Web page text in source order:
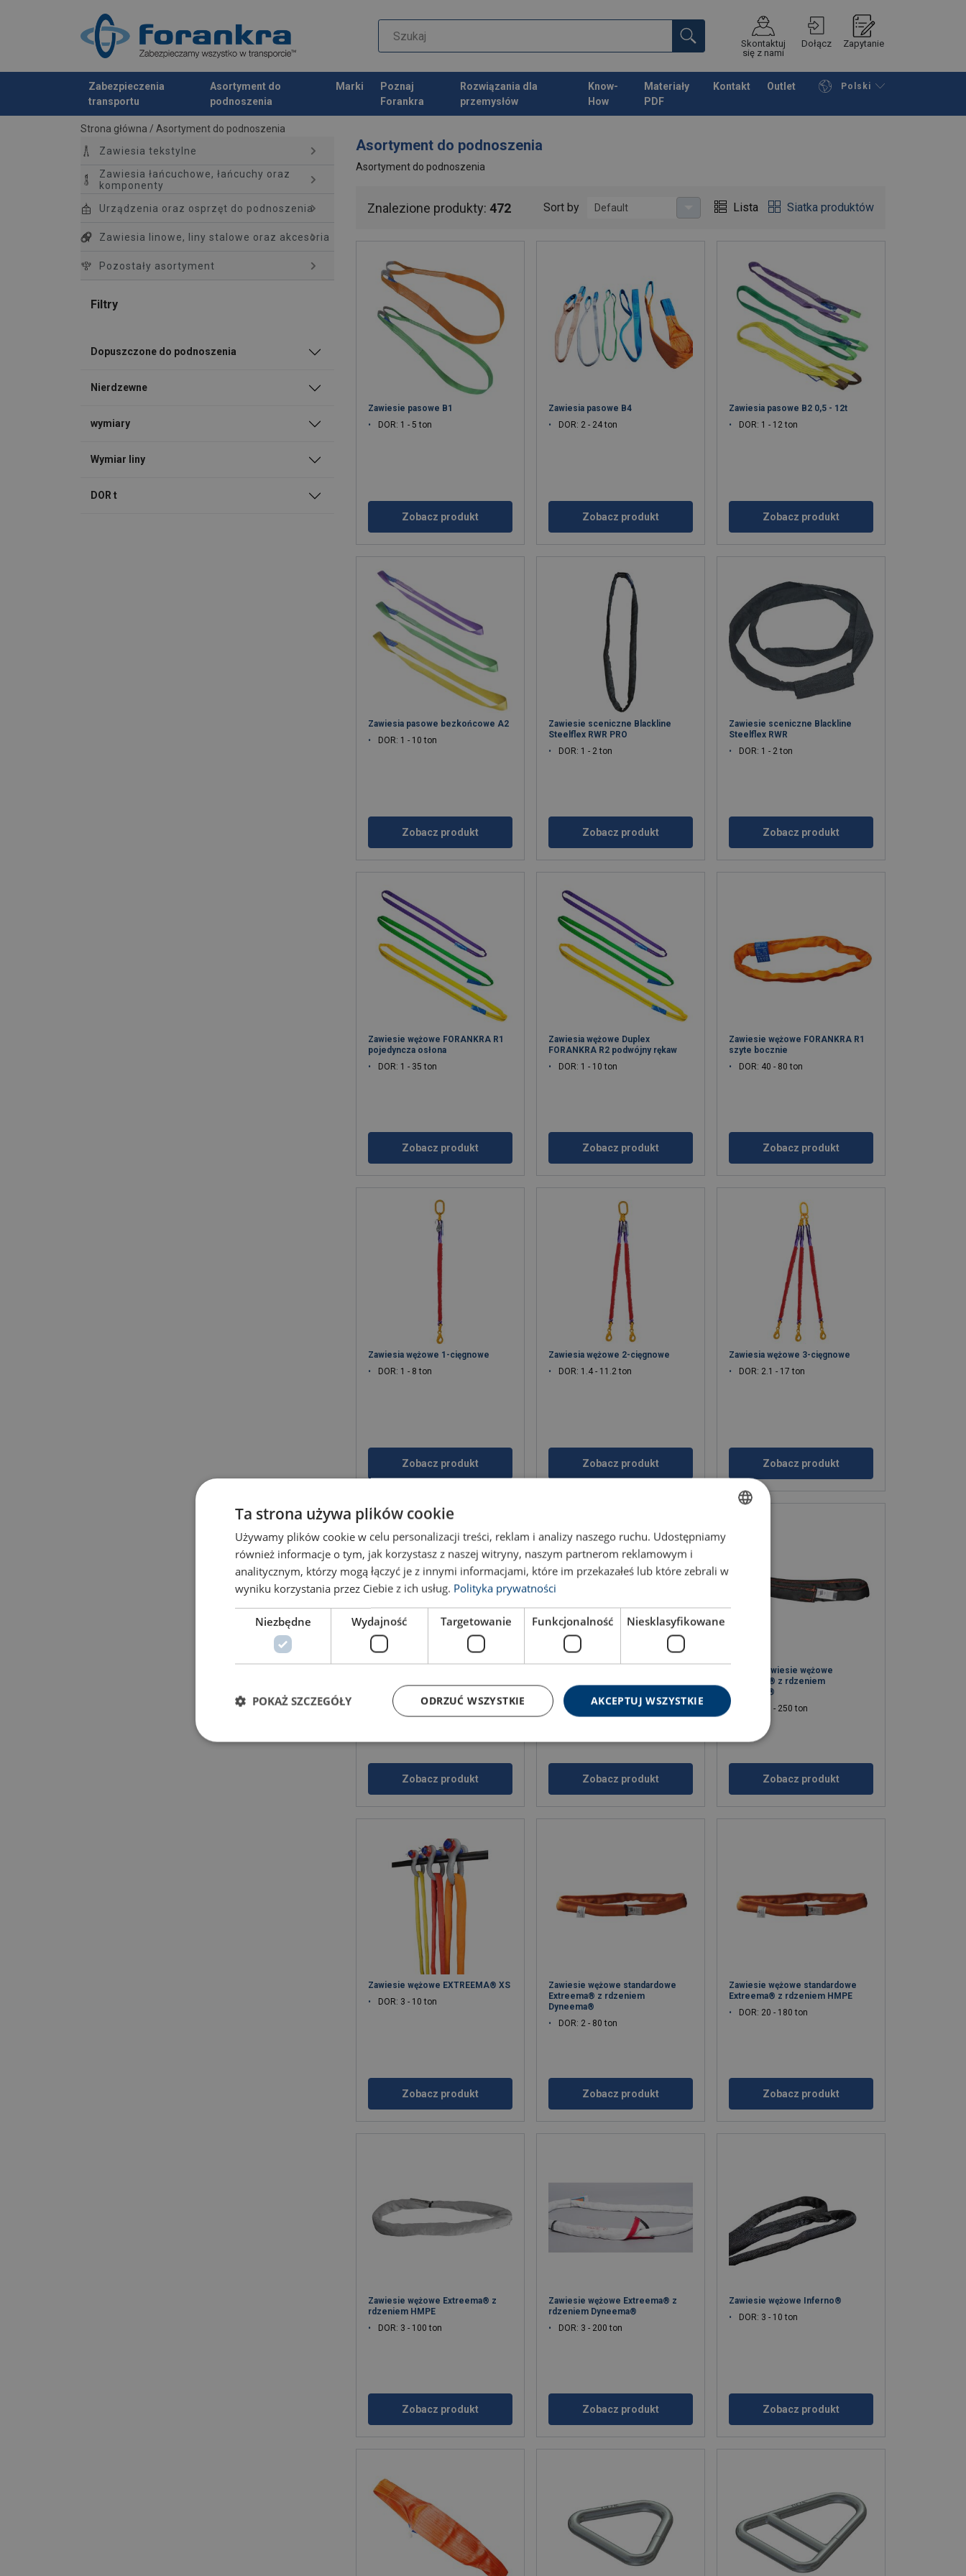
Skontaktuj
się z nami
Dołącz Zapytanie
Zabezpieczenia
transportu
Asortyment do
podnoszenia
Marki
Poznaj
Forankra
Rozwiązania dla
przemysłów
Know-
How
Materiały
PDF
Kontakt Outlet Polski
Dodano do zapytania Przeglądaj katalog Podsumowanie
Strona główna / Asortyment do podnoszenia
Zawiesia tekstylne
Zawiesia łańcuchowe, łańcuchy oraz
komponenty
Urządzenia oraz osprzęt do podnoszenia
Zawiesia linowe, liny stalowe oraz akcesoria
Pozostały asortyment
Filtry
Dopuszczone do podnoszenia
Nierdzewne
wymiary
Wymiar liny
DOR t
Asortyment do podnoszenia
Asortyment do podnoszenia
Znalezione produkty:472 Sort by Default Lista Siatka produktów
Zawiesie pasowe B1
DOR: 1 - 5 ton
Zobacz produkt
Zawiesia pasowe B4
DOR: 2 - 24 ton
Zobacz produkt
Zawiesia pasowe B2 0,5 - 12t
DOR: 1 - 12 ton
Zobacz produkt
Zawiesia pasowe bezkońcowe A2
DOR: 1 - 10 ton
Zobacz produkt
Zawiesie sceniczne Blackline
Steelflex RWR PRO
DOR: 1 - 2 ton
Zobacz produkt
Zawiesie sceniczne Blackline
Steelflex RWR
DOR: 1 - 2 ton
Zobacz produkt
Zawiesie wężowe FORANKRA R1
pojedyncza osłona
DOR: 1 - 35 ton
Zobacz produkt
Zawiesia wężowe Duplex
FORANKRA R2 podwójny rękaw
DOR: 1 - 10 ton
Zobacz produkt
Zawiesie wężowe FORANKRA R1
szyte bocznie
DOR: 40 - 80 ton
Zobacz produkt
Zawiesia wężowe 1-cięgnowe
DOR: 1 - 8 ton
Zobacz produkt
Zawiesia wężowe 2-cięgnowe
DOR: 1.4 - 11.2 ton
Zobacz produkt
Zawiesia wężowe 3-cięgnowe
DOR: 2.1 - 17 ton
Zobacz produkt
DOR: 2.1 - 17 ton
Zobacz produkt
DOR: 12 - 290 ton
Zobacz produkt
Czarne zawiesie wężowe
Extreema® z rdzeniem
Dyneema®
DOR: 10 - 250 ton
Zobacz produkt
Zawiesie wężowe EXTREEMA® XS
DOR: 3 - 10 ton
Zobacz produkt
Zawiesie wężowe standardowe
Extreema® z rdzeniem
Dyneema®
DOR: 2 - 80 ton
Zobacz produkt
Zawiesie wężowe standardowe
Extreema® z rdzeniem HMPE
DOR: 20 - 180 ton
Zobacz produkt
Zawiesie wężowe Extreema® z
rdzeniem HMPE
DOR: 3 - 100 ton
Zobacz produkt
Zawiesie wężowe Extreema® z
rdzeniem Dyneema®
DOR: 3 - 200 ton
Zobacz produkt
Zawiesie wężowe Inferno®
DOR: 3 - 10 ton
Zobacz produkt
POLISH
ENGLISH TRANSLATION
Ta strona używa plików cookie
Używamy plików cookie w celu personalizacji treści, reklam i analizy naszego ruchu. Udostępniamy
również informacje o tym, jak korzystasz z naszej witryny, naszym partnerom reklamowym i
analitycznym, którzy mogą łączyć je z innymi informacjami, które im przekazałeś lub które zebrali w
wyniku korzystania przez Ciebie z ich usług. Polityka prywatności
Niezbędne Wydajność Targetowanie Funkcjonalność Niesklasyfikowane
AKCEPTUJ WSZYSTKIE
ODRZUĆ WSZYSTKIE
POKAŻ SZCZEGÓŁY